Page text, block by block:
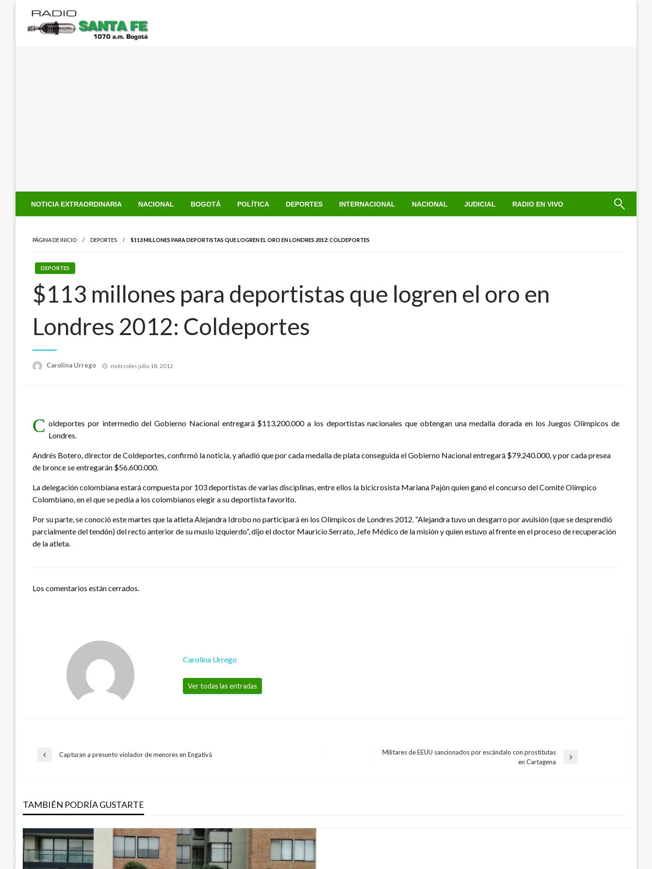
contenido
NOTICIA EXTRAORDINARIA NACIONAL BOGOTÁ POLÍTICA DEPORTES INTERNACIONAL NACIONAL JUDICIAL RADIO EN VIVO
PÁGINA DE INICIO DEPORTES $113 MILLONES PARA DEPORTISTAS QUE LOGREN EL ORO EN LONDRES 2012: COLDEPORTES
DEPORTES
$113 millones para deportistas que logren el oro en
Londres 2012: Coldeportes
Carolina Urrego
Publicado
miércoles julio 18, 2012
C oldeportes por intermedio del Gobierno Nacional entregará $113.200.000 a los deportistas nacionales que obtengan una medalla dorada en los Juegos Olímpicos de
Londres.
Andrés Botero, director de Coldeportes, confirmó la noticia, y añadió que por cada medalla de plata conseguida el Gobierno Nacional entregará $79.240.000, y por cada presea
de bronce se entregarán $56.600.000.
La delegación colombiana estará compuesta por 103 deportistas de varias disciplinas, entre ellos la bicicrosista Mariana Pajón quien ganó el concurso del Comité Olímpico
Colombiano, en el que se pedía a los colombianos elegir a su deportista favorito.
Por su parte, se conoció este martes que la atleta Alejandra Idrobo no participará en los Olímpicos de Londres 2012. “Alejandra tuvo un desgarro por avulsión (que se desprendió
parcialmente del tendón) del recto anterior de su muslo izquierdo”, dijo el doctor Mauricio Serrato, Jefe Médico de la misión y quien estuvo al frente en el proceso de recuperación
de la atleta.
Los comentarios están cerrados.
Carolina Urrego
Ver todas las entradas
Navegación
entradas
Entrada
Capturan a presunto violador de menores en Engativá
Militares de EEUU sancionados por escándalo con prostitutas
en Cartagena
TAMBIÉN PODRÍA GUSTARTE